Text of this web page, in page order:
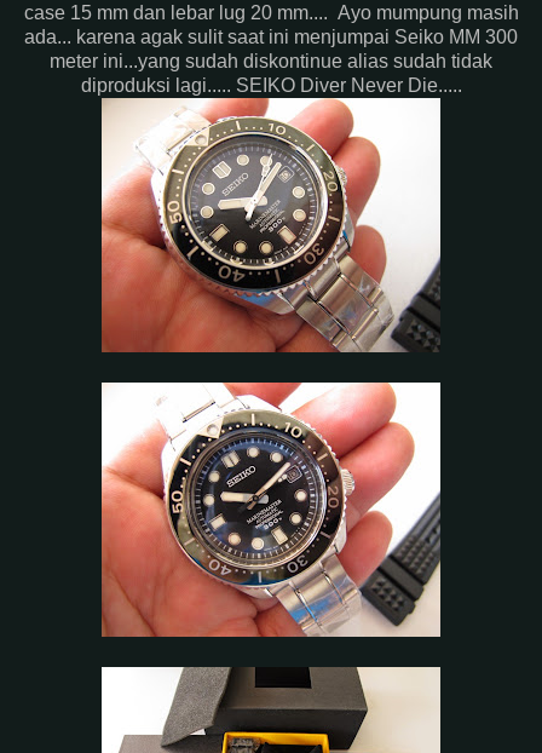
case 15 mm dan lebar lug 20 mm.... Ayo mumpung masih
ada... karena agak sulit saat ini menjumpai Seiko MM 300
meter ini...yang sudah diskontinue alias sudah tidak
diproduksi lagi..... SEIKO Diver Never Die.....